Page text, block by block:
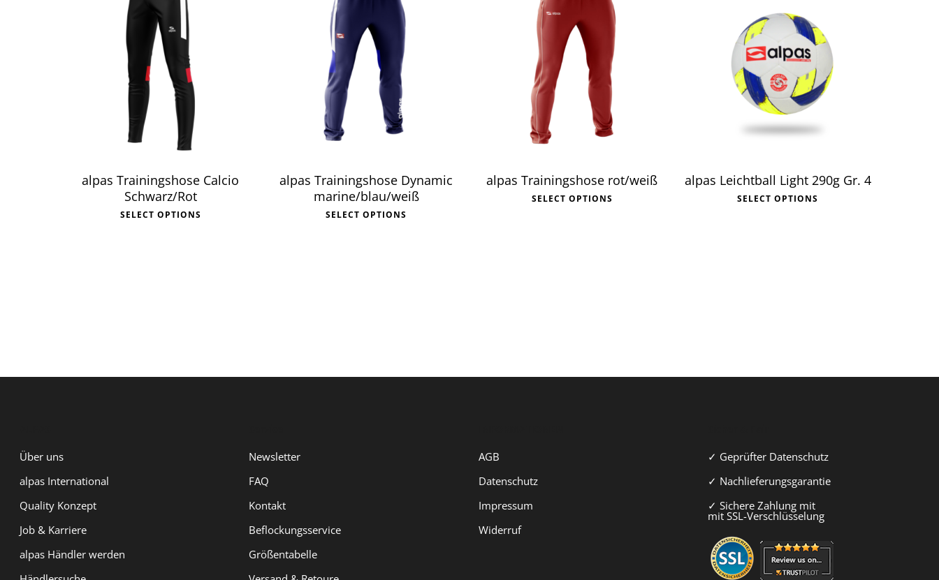
alpas Trainingshose Calcio
Schwarz/Rot
SELECT OPTIONS
alpas Trainingshose Dynamic
marine/blau/weiß
SELECT OPTIONS
alpas Trainingshose rot/weiß
SELECT OPTIONS
alpas Leichtball Light 290g Gr. 4
SELECT OPTIONS
Über uns
alpas International
Quality Konzept
Job & Karriere
alpas Händler werden
Newsletter
FAQ
Kontakt
Beflockungsservice
Größentabelle
AGB
Datenschutz
Impressum
Widerruf
✓ Geprüfter Datenschutz
✓ Nachlieferungsgarantie
✓ Sichere Zahlung mit
mit SSL-Verschlüsselung